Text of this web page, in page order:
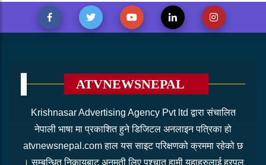
ATVNEWSNEPAL
Krishnasar Advertising Agency Pvt ltd द्वारा संचालित
नेपाली भाषा मा प्रकाशित हुने डिजिटल अनलाइन पत्रिका हो
atvnewsnepal.com हाल यस साइट परिक्षणको क्रममा रहेको छ
। सम्बन्धित निकायबाट अनुमती लिए पश्चात हामी यहाहरुलाई हरपल